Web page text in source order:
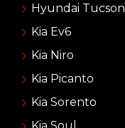
Hyundai Tucson
Kia Ev6
Kia Niro
Kia Picanto
Kia Sorento